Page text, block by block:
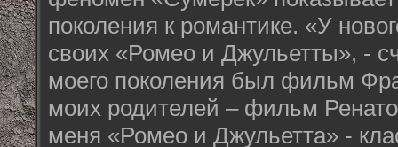
поколения к романтике. «У
своих «Ромео и Джульетты», -
моего поколения был фильм
моих родителей – фильм
меня «Ромео и Джульетта» -